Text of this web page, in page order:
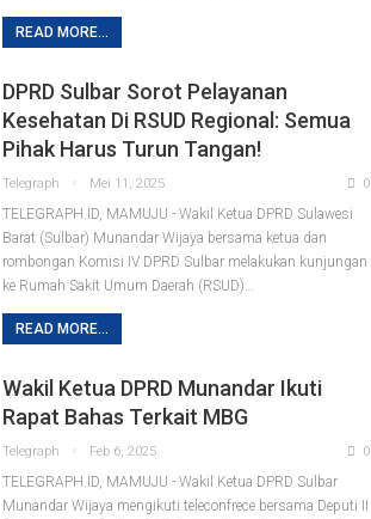
READ MORE...
DPRD Sulbar Sorot Pelayanan
Kesehatan Di RSUD Regional: Semua
Pihak Harus Turun Tangan!
Telegraph Mei 11, 2025 0
TELEGRAPH.ID, MAMUJU - Wakil Ketua DPRD Sulawesi
Barat (Sulbar) Munandar Wijaya bersama ketua dan
rombongan Komisi IV DPRD Sulbar melakukan kunjungan
ke Rumah Sakit Umum Daerah (RSUD)…
READ MORE...
Wakil Ketua DPRD Munandar Ikuti
Rapat Bahas Terkait MBG
Telegraph Feb 6, 2025 0
TELEGRAPH.ID, MAMUJU - Wakil Ketua DPRD Sulbar
Munandar Wijaya mengikuti teleconfrece bersama Deputi II